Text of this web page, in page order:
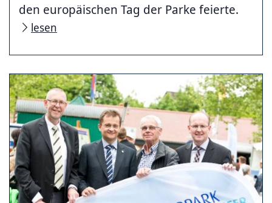
den europäischen Tag der Parke feierte.
lesen